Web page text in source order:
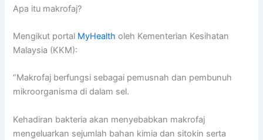
Apa itu makrofaj?
Mengikut portal MyHealth oleh Kementerian Kesihatan
Malaysia (KKM):
“Makrofaj berfungsi sebagai pemusnah dan pembunuh
mikroorganisma di dalam sel.
Kehadiran bakteria akan menyebabkan makrofaj
mengeluarkan sejumlah bahan kimia dan sitokin serta